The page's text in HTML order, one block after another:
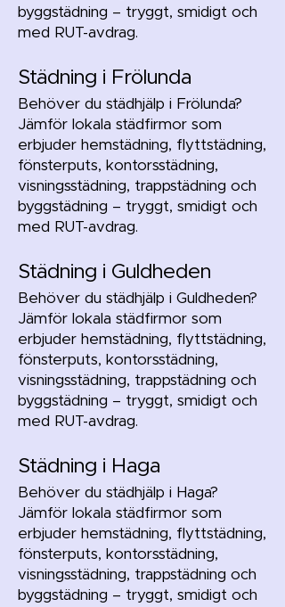
byggstädning – tryggt, smidigt och
med RUT-avdrag.
Städning i Frölunda
Behöver du städhjälp i Frölunda?
Jämför lokala städfirmor som
erbjuder hemstädning, flyttstädning,
fönsterputs, kontorsstädning,
visningsstädning, trappstädning och
byggstädning – tryggt, smidigt och
med RUT-avdrag.
Städning i Guldheden
Behöver du städhjälp i Guldheden?
Jämför lokala städfirmor som
erbjuder hemstädning, flyttstädning,
fönsterputs, kontorsstädning,
visningsstädning, trappstädning och
byggstädning – tryggt, smidigt och
med RUT-avdrag.
Städning i Haga
Behöver du städhjälp i Haga?
Jämför lokala städfirmor som
erbjuder hemstädning, flyttstädning,
fönsterputs, kontorsstädning,
visningsstädning, trappstädning och
byggstädning – tryggt, smidigt och